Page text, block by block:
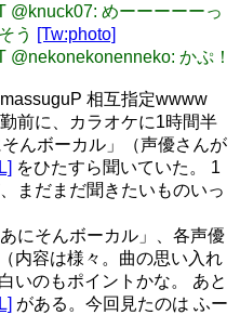
@knuck07: めーーーーーっ
う [Tw:photo]
@nekonekonenneko: かぷ！
相互指定wwww
前に、カラオケに1時間半
んボーカル」（声優さんが
をひたすら聞いていた。 1
まだまだ聞きたいものいっ
あにそんボーカル」、各声優
内容は様々。曲の思い入れ
いのもポイントかな。 あと
がある。今回見たのは ふー